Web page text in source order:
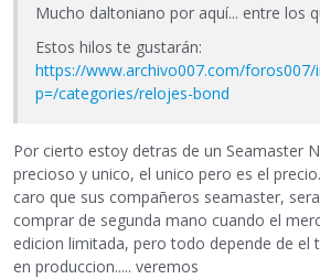
Mucho daltoniano por aquí... entre los
Estos hilos te gustarán:
https://www.archivo007.com/foros007/
p=/categories/relojes-bond
Por cierto estoy detras de un Seamaster
precioso y unico, el unico pero es el
caro que sus compañeros seamaster,
comprar de segunda mano cuando el
edicion limitada, pero todo depende de el
en produccion..... veremos